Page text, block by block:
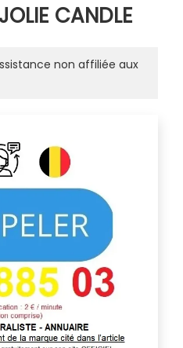
CANDLE
non affiliée aux